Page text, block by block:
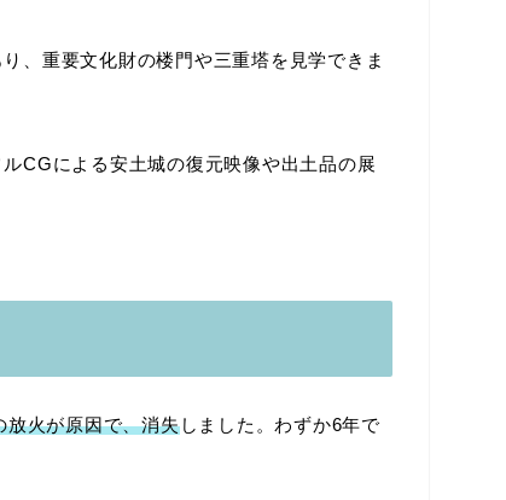
、重要文化財の楼門や三重塔を見学できま
CGによる安土城の復元映像や出土品の展
放火が原因で、消失しました。わずか6年で